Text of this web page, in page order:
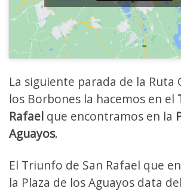
La siguiente parada de la Ruta
los Borbones la hacemos en el
Rafael que encontramos en la
Aguayos.
El Triunfo de San Rafael que
la Plaza de los Aguayos data